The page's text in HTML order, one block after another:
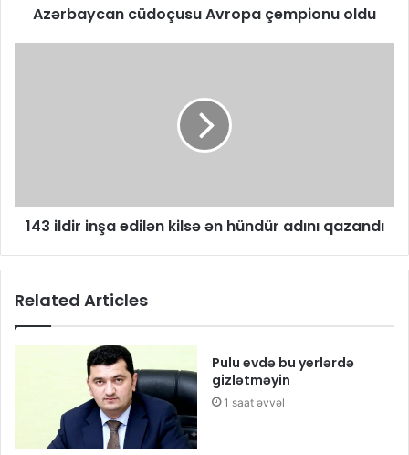
Azərbaycan cüdoçusu Avropa çempionu oldu
143 ildir inşa edilən kilsə ən hündür adını qazandı
Related Articles
Pulu evdə bu yerlərdə
gizlətməyin
1 saat əvvəl